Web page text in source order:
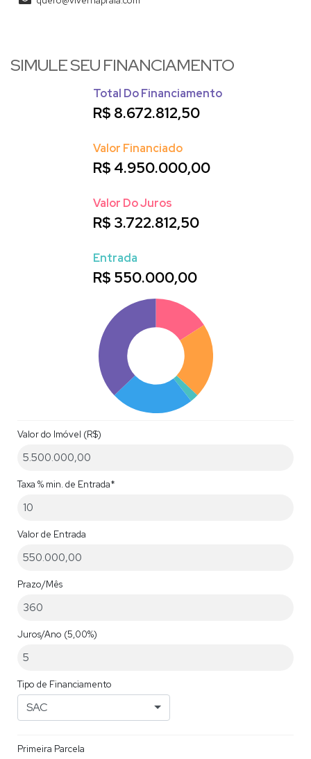
SIMULE SEU FINANCIAMENTO
Total Do Financiamento
R$ 8.672.812,50
Valor Financiado
R$ 4.950.000,00
Valor Do Juros
R$ 3.722.812,50
Entrada
R$ 550.000,00
Valor do Imóvel (R$)
Taxa % min. de Entrada*
Valor de Entrada
Prazo/Mês
Juros/Ano (5,00%)
Tipo de Financiamento
SAC
Primeira Parcela